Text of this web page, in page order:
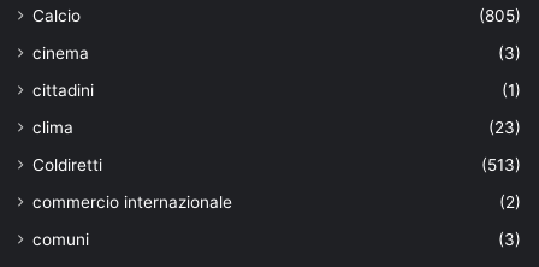
Calcio
(805)
cinema
(3)
cittadini
(1)
clima
(23)
Coldiretti
(513)
commercio internazionale
(2)
comuni
(3)